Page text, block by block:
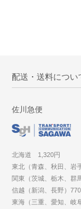
配送・送料につい
佐川急便
北海道 1,320円
東北（青森、秋田、岩
関東（茨城、栃木、群
信越（新潟、長野）
東海（三重、愛知、岐